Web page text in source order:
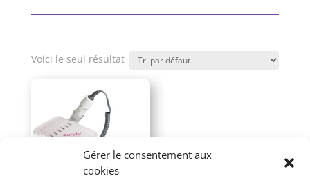
Gérer le consentement aux
cookies
Voici le seul résultat